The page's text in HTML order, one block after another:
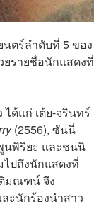
ตร์ลำดับที่ 5 ของ
ยรายชื่อนักแสดงที่
ด้แก่ เต้ย-จรินทร์
(2556), ซันนี่
นพิริยะ และชนนิ
ไปถึงนักแสดงที่
ติมณฑน์จึง
ะนักร้องนำสาว